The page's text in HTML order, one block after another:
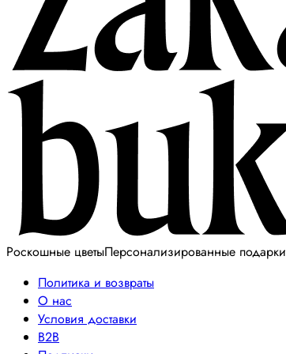
Роскошные цветыПерсонализированные подарки
Политика и возвраты
О нас
Условия доставки
B2B